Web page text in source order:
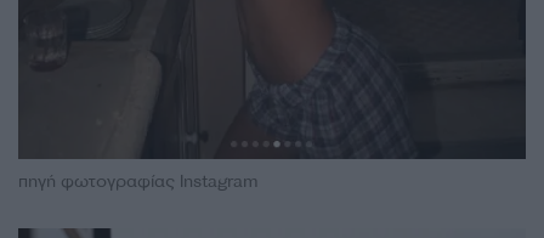
πηγή φωτογραφίας Instagram